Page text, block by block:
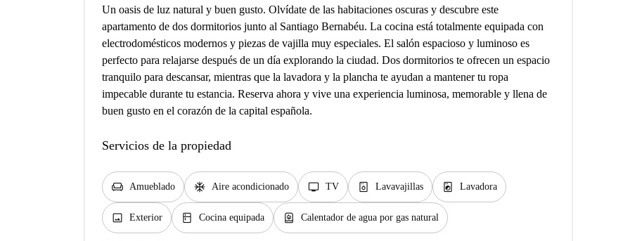
Un oasis de luz natural y buen gusto. Olvídate de las habitaciones oscuras y descubre este
apartamento de dos dormitorios junto al Santiago Bernabéu. La cocina está totalmente equipada con
electrodomésticos modernos y piezas de vajilla muy especiales. El salón espacioso y luminoso es
perfecto para relajarse después de un día explorando la ciudad. Dos dormitorios te ofrecen un espacio
tranquilo para descansar, mientras que la lavadora y la plancha te ayudan a mantener tu ropa
impecable durante tu estancia. Reserva ahora y vive una experiencia luminosa, memorable y llena de
buen gusto en el corazón de la capital española.
Servicios de la propiedad
chair Amueblado ac_unit Aire acondicionado tv TV dishwasher_gen Lavavajillas local_laundry_service Lavadora
image Exterior kitchen Cocina equipada water_heater Calentador de agua por gas natural